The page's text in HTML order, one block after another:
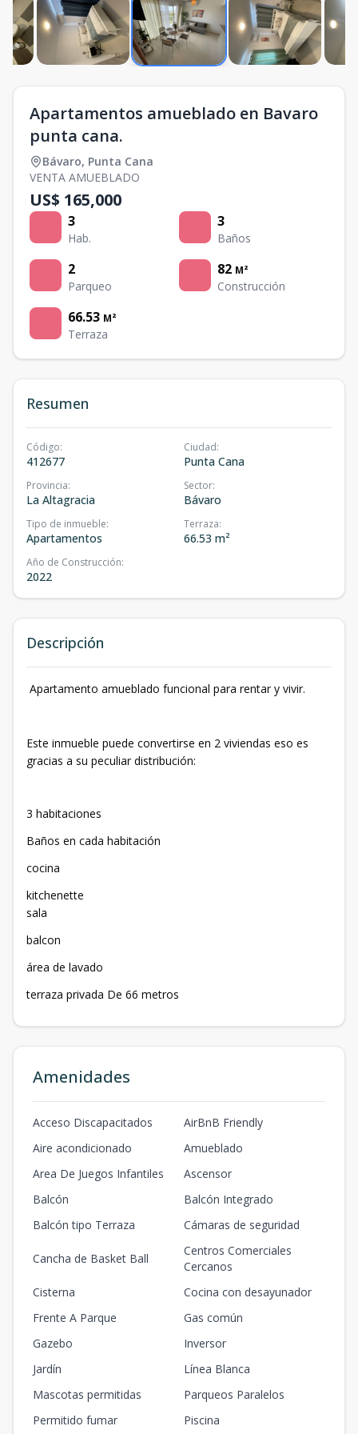
Apartamentos amueblado en Bavaro
punta cana.
Bávaro, Punta Cana
VENTA AMUEBLADO
US$ 165,000
3
Hab.
3
Baños
2
Parqueo
82 M²
Construcción
66.53 M²
Terraza
Resumen
Código:
412677
Ciudad:
Punta Cana
Provincia:
La Altagracia
Sector:
Bávaro
Tipo de inmueble:
Apartamentos
Terraza:
66.53 m²
Año de Construcción:
2022
Descripción
Apartamento amueblado funcional para rentar y vivir.
Este inmueble puede convertirse en 2 viviendas eso es
gracias a su peculiar distribución:
3 habitaciones
Baños en cada habitación
cocina
kitchenette
sala
balcon
área de lavado
terraza privada De 66 metros
Amenidades
Acceso Discapacitados
AirBnB Friendly
Aire acondicionado
Amueblado
Area De Juegos Infantiles
Ascensor
Balcón
Balcón Integrado
Balcón tipo Terraza
Cámaras de seguridad
Cancha de Basket Ball
Centros Comerciales
Cercanos
Cisterna
Cocina con desayunador
Frente A Parque
Gas común
Gazebo
Inversor
Jardín
Línea Blanca
Mascotas permitidas
Parqueos Paralelos
Permitido fumar
Piscina